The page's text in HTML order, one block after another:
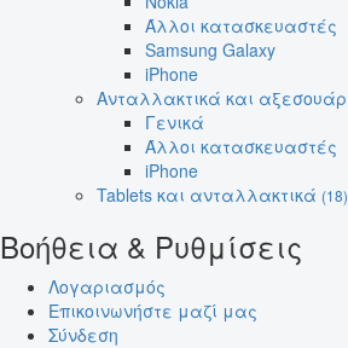
Άλλοι κατασκευαστές
Samsung Galaxy
iPhone
Ανταλλακτικά και αξεσουάρ
Γενικά
Άλλοι κατασκευαστές
iPhone
Tablets και ανταλλακτικά (18)
Βοήθεια & Ρυθμίσεις
Λογαριασμός
Επικοινωνήστε μαζί μας
Σύνδεση